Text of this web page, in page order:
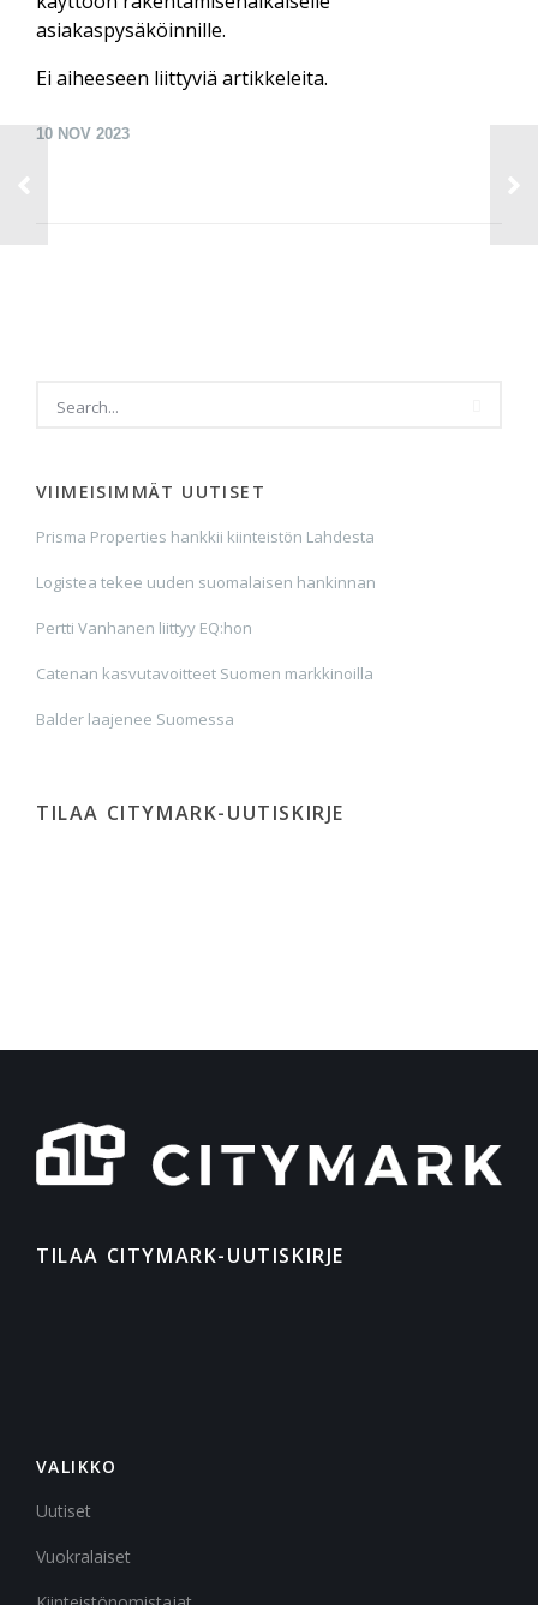
asiakaspysäköinnille.
Ei aiheeseen liittyviä artikkeleita.
10 NOV 2023
VIIMEISIMMÄT UUTISET
Prisma Properties hankkii kiinteistön Lahdesta
Logistea tekee uuden suomalaisen hankinnan
Pertti Vanhanen liittyy EQ:hon
Catenan kasvutavoitteet Suomen markkinoilla
Balder laajenee Suomessa
TILAA CITYMARK-UUTISKIRJE
TILAA CITYMARK-UUTISKIRJE
VALIKKO
Uutiset
Vuokralaiset